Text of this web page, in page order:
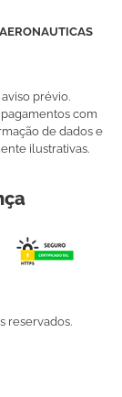
prévio.
com
de dados e
ilustrativas.
reservados.